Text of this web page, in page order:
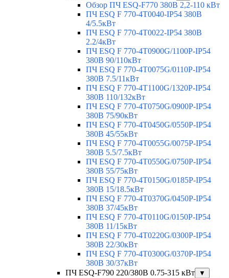
Обзор ПЧ ESQ-F770 380В 2,2-110 кВт
ПЧ ESQ F 770-4T0040-IP54 380В
4/5.5кВт
ПЧ ESQ F 770-4T0022-IP54 380В
2.2/4кВт
ПЧ ESQ F 770-4Т0900G/1100P-IP54
380В 90/110кВт
ПЧ ESQ F 770-4T0075G/0110P-IP54
380В 7.5/11кВт
ПЧ ESQ F 770-4T1100G/1320P-IP54
380В 110/132кВт
ПЧ ESQ F 770-4T0750G/0900P-IP54
380В 75/90кВт
ПЧ ESQ F 770-4T0450G/0550P-IP54
380В 45/55кВт
ПЧ ESQ F 770-4T0055G/0075P-IP54
380В 5.5/7.5кВт
ПЧ ESQ F 770-4T0550G/0750P-IP54
380В 55/75кВт
ПЧ ESQ F 770-4T0150G/0185P-IP54
380В 15/18.5кВт
ПЧ ESQ F 770-4T0370G/0450P-IP54
380В 37/45кВт
ПЧ ESQ F 770-4T0110G/0150P-IP54
380В 11/15кВт
ПЧ ESQ F 770-4T0220G/0300P-IP54
380В 22/30кВт
ПЧ ESQ F 770-4T0300G/0370P-IP54
380В 30/37кВт
ПЧ ESQ-F790 220/380В 0.75-315 кВт
▼